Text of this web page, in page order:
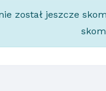
został jeszcze